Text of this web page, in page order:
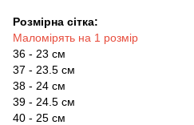
Розмірна сітка:
Маломірять на 1 розмір
36 - 23 см
37 - 23.5 см
38 - 24 см
39 - 24.5 см
40 - 25 см